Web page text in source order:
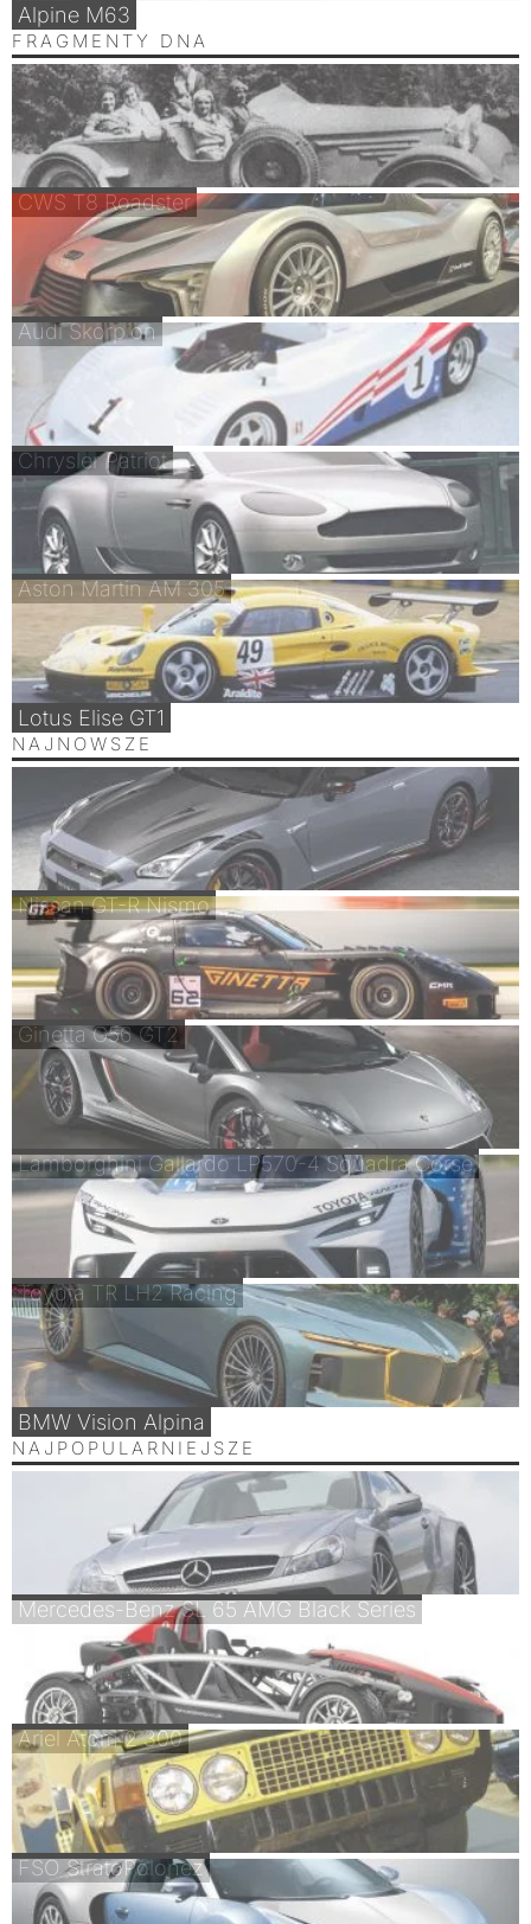
Alpine M63
FRAGMENTY DNA
CWS T8 Roadster
Audi Skorpion
Chrysler Patriot
Aston Martin AM 305
Lotus Elise GT1
NAJNOWSZE
Nissan GT-R Nismo
Ginetta G56 GT2
Lamborghini Gallardo LP570-4 Squadra Corse
Toyota TR LH2 Racing
BMW Vision Alpina
NAJPOPULARNIEJSZE
Mercedes-Benz SL 65 AMG Black Series
Ariel Atom 2 300
FSO StratoPolonez